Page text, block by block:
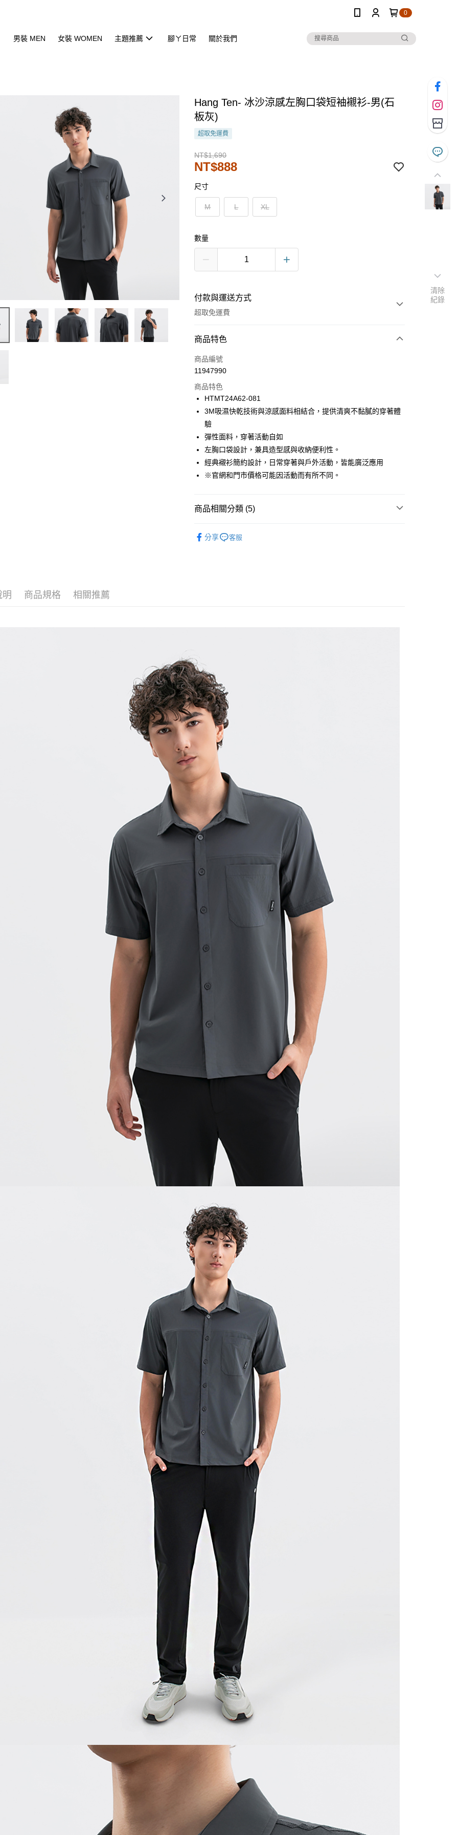
0
男裝 MEN 女裝 WOMEN 主題推薦 腳ㄚ日常 關於我們
Hang Ten- 冰沙涼感左胸口袋短袖襯衫-男(石
板灰)
超取免運費
NT$1,690
NT$888
尺寸
M L XL
數量
付款與運送方式
超取免運費
付款方式
信用卡一次付款
Apple Pay
街口支付
悠遊付
Google Pay
貨到付款
運送方式
免運費
每筆NT$130，滿NT$1,000(含以上)免運費
商品特色
商品編號
11947990
商品特色
HTMT24A62-081
3M吸濕快乾技術與涼感面料相結合，提供清爽不黏膩的穿著體
驗
彈性面料，穿著活動自如
左胸口袋設計，兼具造型感與收納便利性。
經典襯衫簡約設計，日常穿著與戶外活動，皆能廣泛應用
※官網和門市價格可能因活動而有所不同。
商品相關分類 (5)
分享 客服
明 商品規格 相關推薦
清除
紀錄